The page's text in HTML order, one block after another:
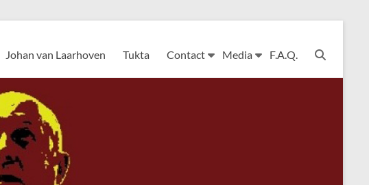
Johan van Laarhoven Tukta Contact Media F.A.Q.